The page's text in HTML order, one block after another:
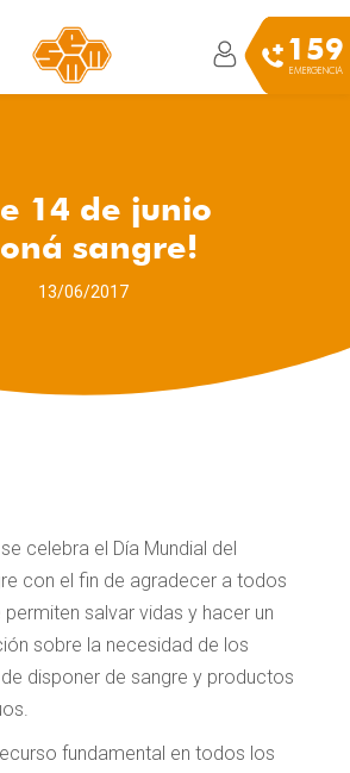
159
EMERGENCIA
14 de junio
sangre!
13/06/2017
celebra el Día Mundial del
con el fin de agradecer a todos
salvar vidas y hacer un
sobre la necesidad de los
disponer de sangre y productos
fundamental en todos los